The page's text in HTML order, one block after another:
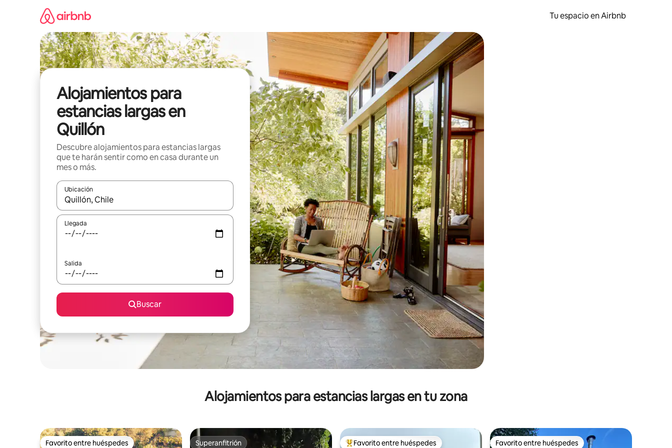
Tu espacio en Airbnb
Alojamientos para
estancias largas en
Quillón
Descubre alojamientos para estancias largas
que te harán sentir como en casa durante un
mes o más.
Ubicación
Cuando los resultados estén disponibles, podrás navegar usando las teclas de las flechas hacia arriba y hacia abajo, o bien tocando y deslizando la pantalla.
Llegada
Salida
Buscar
Alojamientos para estancias largas en tu zona
Favorito entre huéspedes Superanfitrión Favorito entre huéspedes Favorito entre huéspedes